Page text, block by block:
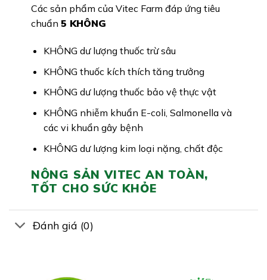
Các sản phẩm của Vitec Farm đáp ứng tiêu
chuẩn 5 KHÔNG
KHÔNG dư lượng thuốc trừ sâu
KHÔNG thuốc kích thích tăng trưởng
KHÔNG dư lượng thuốc bảo vệ thực vật
KHÔNG nhiễm khuẩn E-coli, Salmonella và
các vi khuẩn gây bệnh
KHÔNG dư lượng kim loại nặng, chất độc
NÔNG SẢN VITEC AN TOÀN,
TỐT CHO SỨC KHỎE
Đánh giá (0)